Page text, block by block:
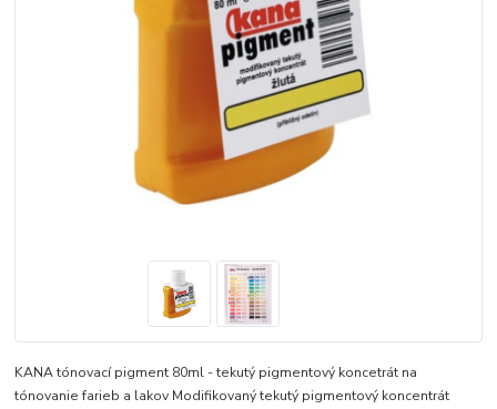
KANA tónovací pigment 80ml - tekutý pigmentový koncetrát na
tónovanie farieb a lakov Modifikovaný tekutý pigmentový koncentrát